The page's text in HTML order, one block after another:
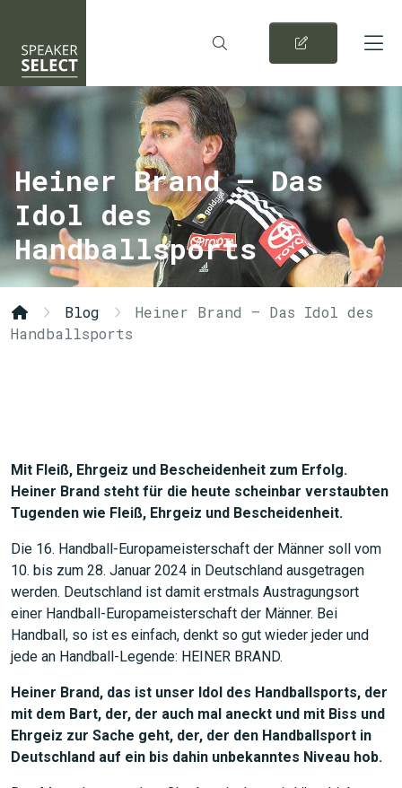
Heiner Brand – Das
Idol des
Handballsports
Blog
Heiner Brand – Das Idol des
Handballsports
Mit Fleiß, Ehrgeiz und Bescheidenheit zum Erfolg.
Heiner Brand steht für die heute scheinbar verstaubten
Tugenden wie Fleiß, Ehrgeiz und Bescheidenheit.
Die 16. Handball-Europameisterschaft der Männer soll vom
10. bis zum 28. Januar 2024 in Deutschland ausgetragen
werden. Deutschland ist damit erstmals Austragungsort
einer Handball-Europameisterschaft der Männer. Bei
Handball, so ist es einfach, denkt so gut wieder jeder und
jede an Handball-Legende: HEINER BRAND.
Heiner Brand, das ist unser Idol des Handballsports, der
mit dem Bart, der, der auch mal aneckt und mit Biss und
Ehrgeiz zur Sache geht, der, der den Handballsport in
Deutschland auf ein bis dahin unbekanntes Niveau hob.